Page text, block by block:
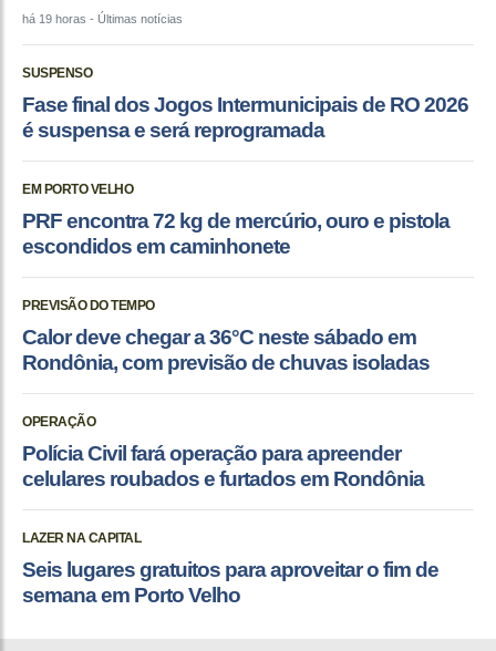
há 19 horas - Últimas notícias
SUSPENSO
Fase final dos Jogos Intermunicipais de RO 2026
é suspensa e será reprogramada
EM PORTO VELHO
PRF encontra 72 kg de mercúrio, ouro e pistola
escondidos em caminhonete
PREVISÃO DO TEMPO
Calor deve chegar a 36°C neste sábado em
Rondônia, com previsão de chuvas isoladas
OPERAÇÃO
Polícia Civil fará operação para apreender
celulares roubados e furtados em Rondônia
LAZER NA CAPITAL
Seis lugares gratuitos para aproveitar o fim de
semana em Porto Velho